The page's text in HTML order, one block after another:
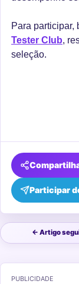
Para participar,
Tester Club,
seleção.
Participar
← Artigo
PUBLICIDADE